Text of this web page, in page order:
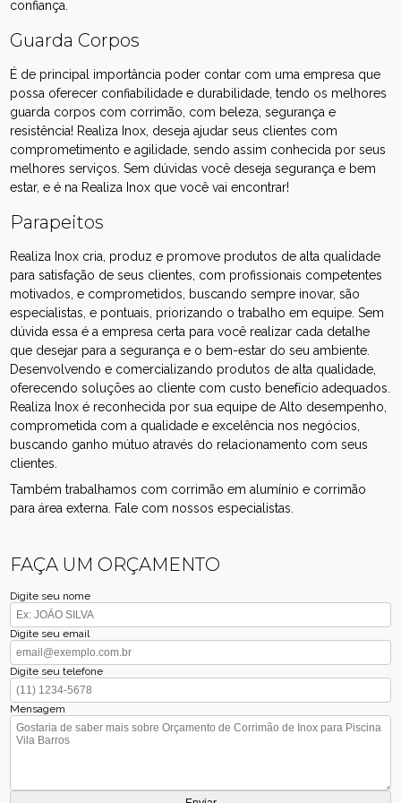
confiança.
Guarda Corpos
É de principal importância poder contar com uma empresa que
possa oferecer confiabilidade e durabilidade, tendo os melhores
guarda corpos com corrimão, com beleza, segurança e
resistência! Realiza Inox, deseja ajudar seus clientes com
comprometimento e agilidade, sendo assim conhecida por seus
melhores serviços. Sem dúvidas você deseja segurança e bem
estar, e é na Realiza Inox que você vai encontrar!
Parapeitos
Realiza Inox cria, produz e promove produtos de alta qualidade
para satisfação de seus clientes, com profissionais competentes
motivados, e comprometidos, buscando sempre inovar, são
especialistas, e pontuais, priorizando o trabalho em equipe. Sem
dúvida essa é a empresa certa para você realizar cada detalhe
que desejar para a segurança e o bem-estar do seu ambiente.
Desenvolvendo e comercializando produtos de alta qualidade,
oferecendo soluções ao cliente com custo benefício adequados.
Realiza Inox é reconhecida por sua equipe de Alto desempenho,
comprometida com a qualidade e excelência nos negócios,
buscando ganho mútuo através do relacionamento com seus
clientes.
Também trabalhamos com corrimão em alumínio e corrimão
para área externa. Fale com nossos especialistas.
FAÇA UM ORÇAMENTO
Digite seu nome
Digite seu email
Digite seu telefone
Mensagem